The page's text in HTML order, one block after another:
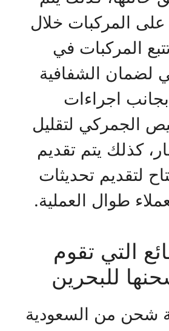
المركبات خلال
المركبات في
لضمان الشفافية
بجانب اجراءات
الجمركي لتقليل
كذلك يتم تقديم
لتقديم تحديثات
طوال العملية.
التي تقوم
للبحرين
شحن من السعودية